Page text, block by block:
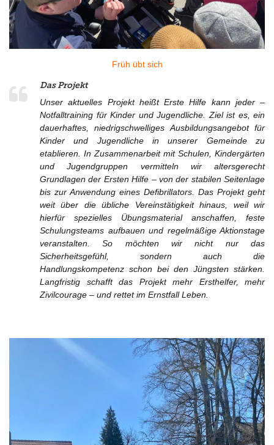
Früh übt sich
Das Projekt
Unser aktuelles Projekt heißt Erste Hilfe kann jeder –
Notfalltraining für Kinder und Jugendliche. Ziel ist es, ein
dauerhaftes, niedrigschwelliges Ausbildungsangebot für
Kinder und Jugendliche in unserer Gemeinde zu
etablieren. In Zusammenarbeit mit Schulen, Kindergärten
und Jugendgruppen vermitteln wir altersgerecht
Grundlagen der Ersten Hilfe – von der stabilen Seitenlage
bis zur Anwendung eines Defibrillators. Das Projekt geht
weit über die übliche Vereinstätigkeit hinaus, weil wir
hierfür spezielles Übungsmaterial anschaffen, feste
Schulungsteams aufbauen und regelmäßige Aktionstage
veranstalten. So möchten wir nicht nur das
Sicherheitsgefühl, sondern auch die
Handlungskompetenz schon bei den Jüngsten stärken.
Langfristig schafft das Projekt mehr Ersthelfer, mehr
Zivilcourage – und rettet im Ernstfall Leben.